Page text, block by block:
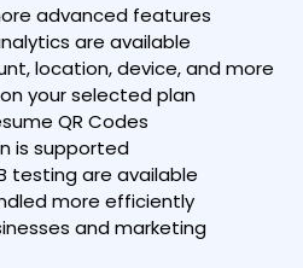
advanced features
are available
location, device, and more
your selected plan
QR Codes
is supported
testing are available
more efficiently
and marketing